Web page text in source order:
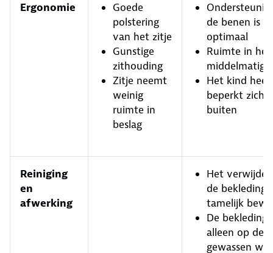
Ergonomie
Goede
polstering
van het zitje
Gunstige
zithouding
Zitje neemt
weinig
ruimte in
beslag
de benen is
optimaal
Ruimte in
middelmatig
Het kind
beperkt zicht
buiten
Reiniging
en
afwerking
Het
de bekleding
tamelijk
De bekleding
alleen op de
gewassen